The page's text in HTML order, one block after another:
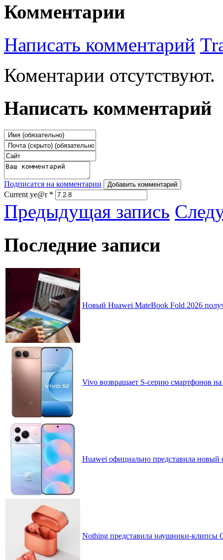
Комментарии
Написать комментарий
Коментарии отсутствуют.
Написать комментарий
Подписатся на комментарии Добавить комментарий
Current ye@r *
Предыдущая запись
Последние записи
Новый Huawei MateBook Fold 2026
Vivo возвращает S-серию смартфонов
Huawei официально представила
Nothing представила наушники-клипсы